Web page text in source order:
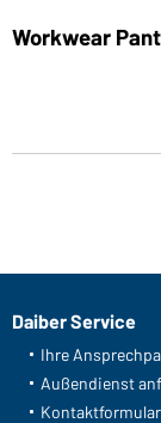
Workwear
Daiber Service
Ihre
Außendienst
Kontaktformular